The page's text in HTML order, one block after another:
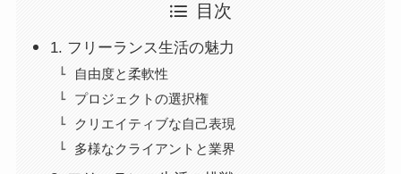
目次
1. フリーランス生活の魅力
自由度と柔軟性
プロジェクトの選択権
クリエイティブな自己表現
多様なクライアントと業界